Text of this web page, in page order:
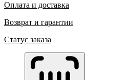
Оплата и доставка
Возврат и гарантии
Статус заказа